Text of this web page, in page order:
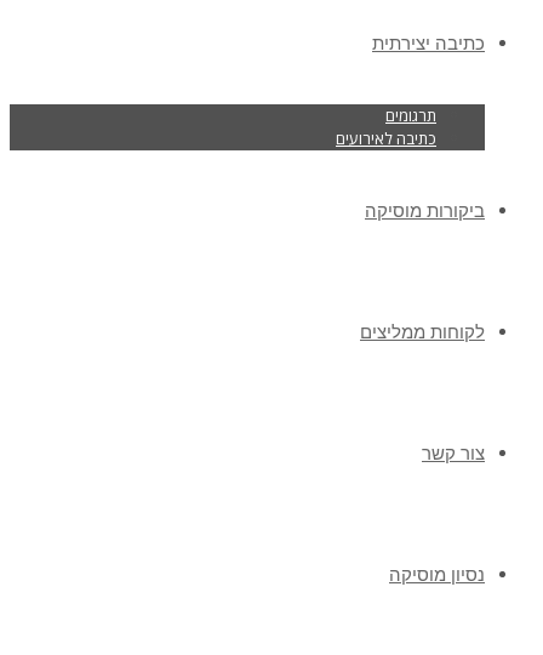
כתיבה יצירתית
תרגומים
כתיבה לאירועים
ביקורות מוסיקה
לקוחות ממליצים
צור קשר
נסיון מוסיקה